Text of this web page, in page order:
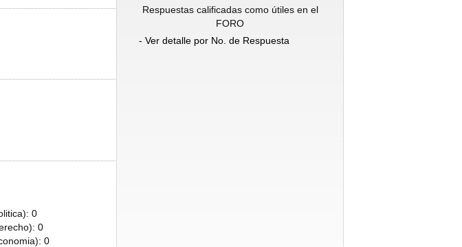
0
0
0
Respuestas calificadas como útiles en el
FORO
- Ver detalle por No. de Respuesta